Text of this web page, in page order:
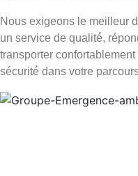
Nous exigeons le meilleur
un service de qualité́,
transporter
sécurité́ dans votre